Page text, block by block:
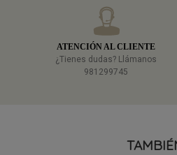
ATENCIÓN AL CLIENTE
¿Tienes dudas? Llámanos
981299745